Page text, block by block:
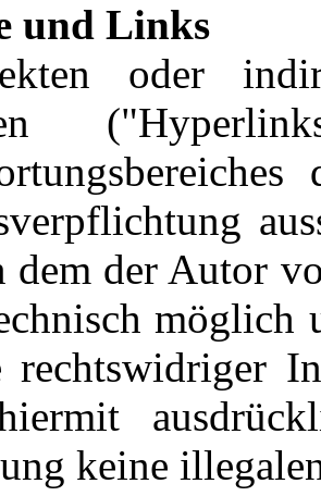
und Links
oder
dem der Autor
möglich
rechtswidriger
keine